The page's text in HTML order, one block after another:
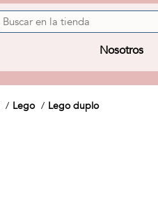
Nosotros
Lego Lego duplo